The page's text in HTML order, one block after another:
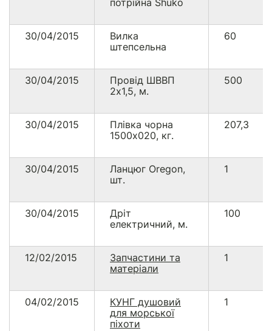
потрійна Shuko
30/04/2015
Вилка
штепсельна
60
30/04/2015
Провід ШВВП
2х1,5, м.
500
30/04/2015
Плівка чорна
1500х020, кг.
207,3
30/04/2015
Ланцюг Oregon,
шт.
1
30/04/2015
Дріт
електричний, м.
100
12/02/2015
Запчастини та
матеріали
1
04/02/2015
КУНГ душовий
для морської
піхоти
1